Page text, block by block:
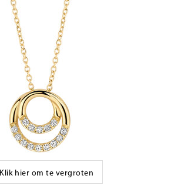
Klik hier om te vergroten